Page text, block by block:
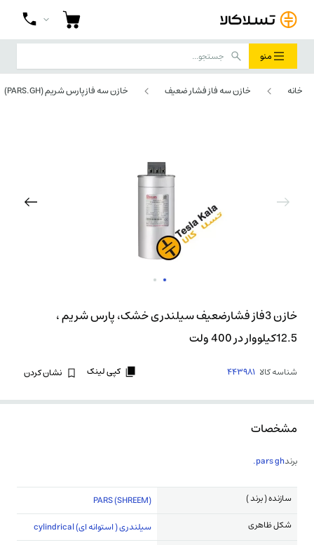
منو
خانه خازن سه فاز فشار ضعیف خازن سه فاز پارس شریم (PARS.GH)
خازن 3فاز فشارضعیف سیلندری خشک، پارس شریم ،
12.5کیلووار در 400 ولت
شناسه کالا 443981 کپی لینک نشان کردن
مشخصات
برندpars gh.
سازنده ( برند )
(PARS (SHREEM
شکل ظاهری
سیلندری ( استوانه ای) cylindrical